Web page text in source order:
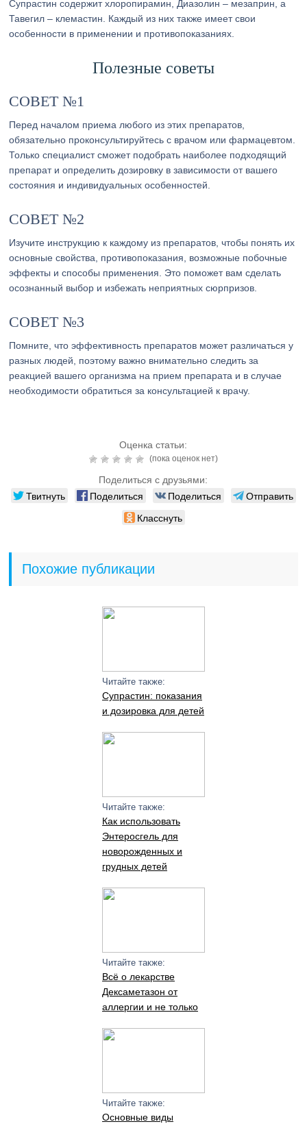
Супрастин содержит хлоропирамин, Диазолин – мезаприн, а
Тавегил – клемастин. Каждый из них также имеет свои
особенности в применении и противопоказаниях.
Полезные советы
СОВЕТ №1
Перед началом приема любого из этих препаратов,
обязательно проконсультируйтесь с врачом или фармацевтом.
Только специалист сможет подобрать наиболее подходящий
препарат и определить дозировку в зависимости от вашего
состояния и индивидуальных особенностей.
СОВЕТ №2
Изучите инструкцию к каждому из препаратов, чтобы понять их
основные свойства, противопоказания, возможные побочные
эффекты и способы применения. Это поможет вам сделать
осознанный выбор и избежать неприятных сюрпризов.
СОВЕТ №3
Помните, что эффективность препаратов может различаться у
разных людей, поэтому важно внимательно следить за
реакцией вашего организма на прием препарата и в случае
необходимости обратиться за консультацией к врачу.
Оценка статьи:
(пока оценок нет)
Поделиться с друзьями:
Твитнуть Поделиться Поделиться
Отправить
Класснуть
Похожие публикации
Читайте также:
Супрастин: показания
и дозировка для детей
Читайте также:
Как использовать
Энтеросгель для
новорожденных и
грудных детей
Читайте также:
Всё о лекарстве
Дексаметазон от
аллергии и не только
Читайте также:
Основные виды